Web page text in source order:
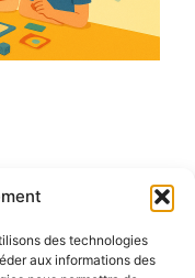
des technologies
aux informations des
Calendrier Google
de 160 jeux